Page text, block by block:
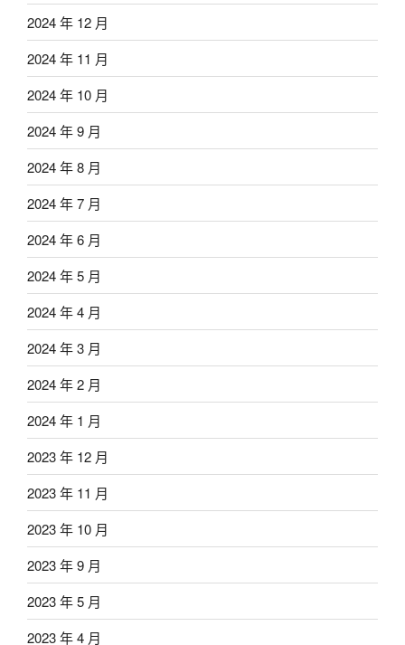
2024 年 12 月
2024 年 11 月
2024 年 10 月
2024 年 9 月
2024 年 8 月
2024 年 7 月
2024 年 6 月
2024 年 5 月
2024 年 4 月
2024 年 3 月
2024 年 2 月
2024 年 1 月
2023 年 12 月
2023 年 11 月
2023 年 10 月
2023 年 9 月
2023 年 5 月
2023 年 4 月